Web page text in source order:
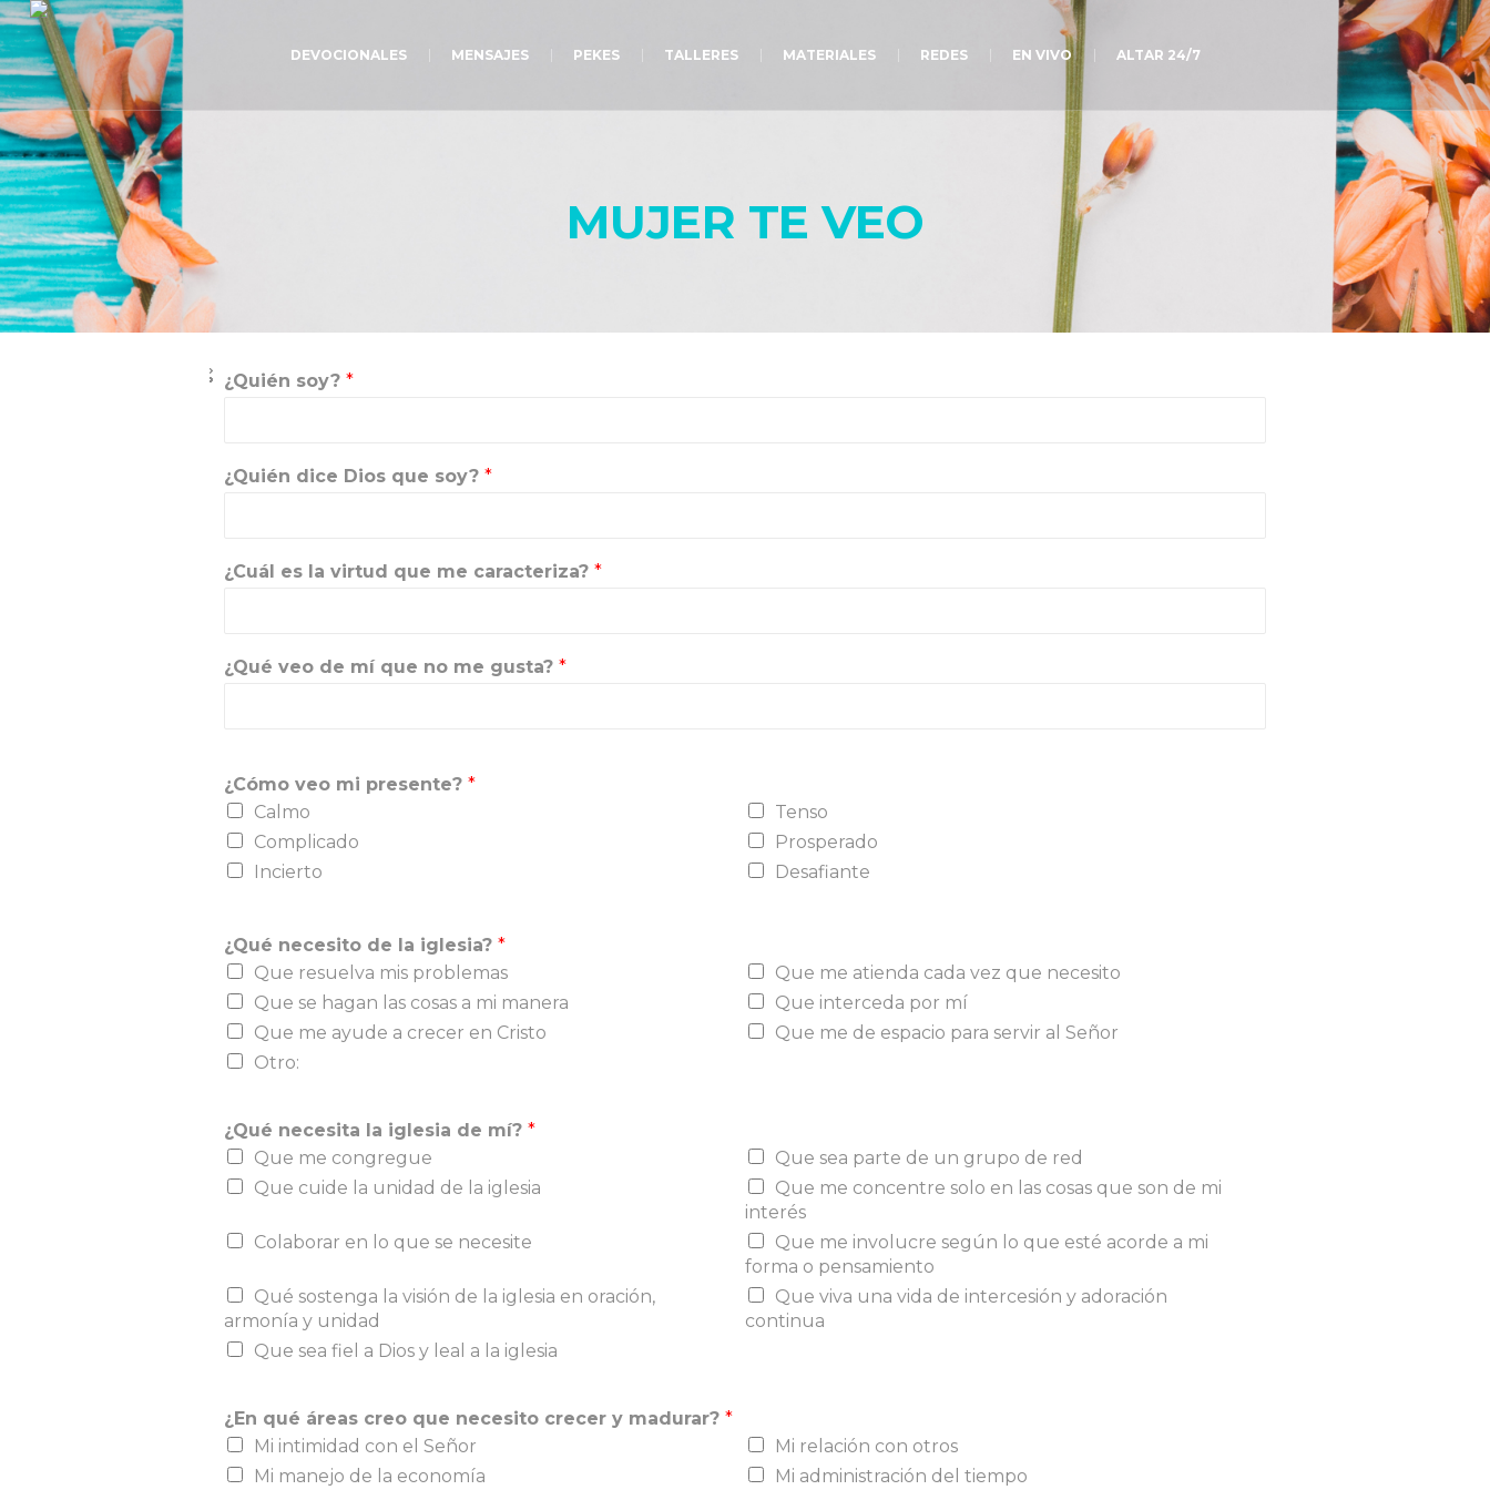
DEVOCIONALES MENSAJES PEKES TALLERES MATERIALES REDES EN VIVO ALTAR 24/7
MUJER TE VEO
¿Quién soy? *
¿Quién dice Dios que soy? *
¿Cuál es la virtud que me caracteriza? *
¿Qué veo de mí que no me gusta? *
¿Cómo veo mi presente? *
Calmo
Tenso
Complicado
Prosperado
Incierto
Desafiante
¿Qué necesito de la iglesia? *
Que resuelva mis problemas
Que me atienda cada vez que necesito
Que se hagan las cosas a mi manera
Que interceda por mí
Que me ayude a crecer en Cristo
Que me de espacio para servir al Señor
Otro:
¿Qué necesita la iglesia de mí? *
Que me congregue
Que sea parte de un grupo de red
Que cuide la unidad de la iglesia
Que me concentre solo en las cosas que son de mi
interés
Colaborar en lo que se necesite
Que me involucre según lo que esté acorde a mi
forma o pensamiento
Qué sostenga la visión de la iglesia en oración,
armonía y unidad
Que viva una vida de intercesión y adoración
continua
Que sea fiel a Dios y leal a la iglesia
¿En qué áreas creo que necesito crecer y madurar? *
Mi intimidad con el Señor
Mi relación con otros
Mi manejo de la economía
Mi administración del tiempo